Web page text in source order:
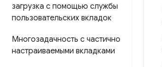
загрузка с помощью службы
пользовательских вкладок
Многозадачность с частично
настраиваемыми вкладками